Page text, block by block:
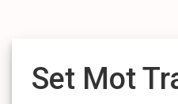
Set Mot